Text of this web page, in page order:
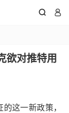
 
欲对推特用
这一新政策，